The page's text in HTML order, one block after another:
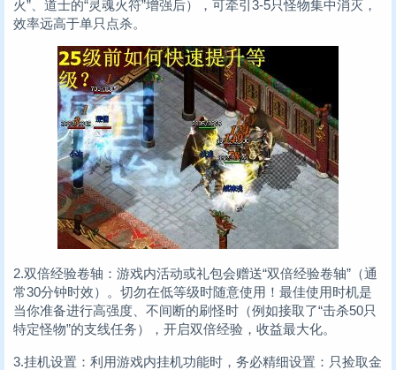
火”、道士的“灵魂火符”增强后），可牵引3-5只怪物集中消灭，
效率远高于单只点杀。
2.双倍经验卷轴：游戏内活动或礼包会赠送“双倍经验卷轴”（通
常30分钟时效）。切勿在低等级时随意使用！最佳使用时机是
当你准备进行高强度、不间断的刷怪时（例如接取了“击杀50只
特定怪物”的支线任务），开启双倍经验，收益最大化。
3.挂机设置：利用游戏内挂机功能时，务必精细设置：只捡取金